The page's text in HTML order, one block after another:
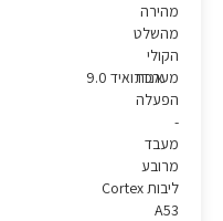
מהירה
מהשלט
הקולי
מערכת
הפעלה
-
אנדרואיד 9.0
מעבד
מרובע
ליבות Cortex
A53